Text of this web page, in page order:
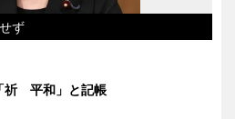
ず
祈 平和」と記帳